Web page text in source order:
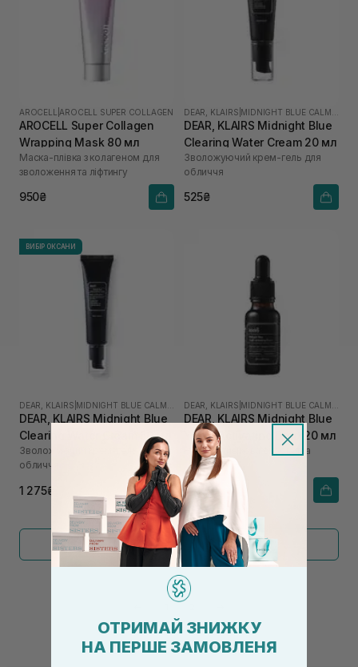
AROCELL AROCELL SUPER COLLAGEN
AROCELL Super Collagen
Wrapping Mask 80 мл
Маска-плівка з колагеном для
зволоження та ліфтингу
950₴
DEAR, KLAIRS
DEAR, KLAIRS Midnight Blue
Clearing Water Cream 20 мл
Зволожуючий крем-гель для
обличчя
525₴
ВИБІР ОКСАНИ
DEAR, KLAIRS MIDNIGHT BLUE CALMING
DEAR, KLAIRS Midnight Blue
Clearing Water Cream 50 мл
Зволожуючий крем-гель для
обличчя
1 275₴
DEAR, KLAIRS MIDNIGHT BLUE CALMING
DEAR, KLAIRS Midnight Blue
Youth Activating Drop 20 мл
Нічна антивікова сироватка
1 355₴
Показати більше
ОТРИМАЙ ЗНИЖКУ
НА ПЕРШЕ ЗАМОВЛЕНЯ